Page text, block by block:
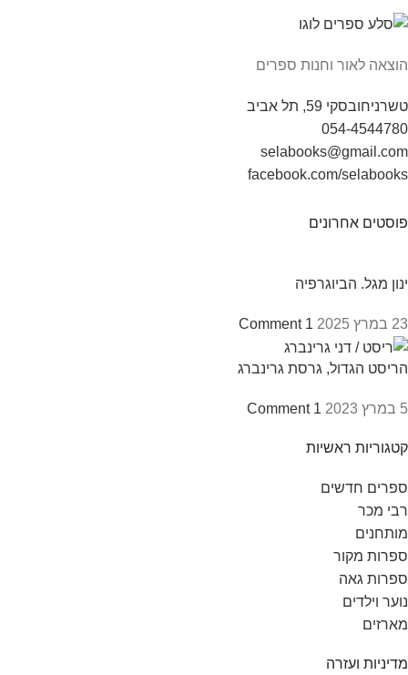
הוצאה לאור וחנות ספרים
טשרניחובסקי 59, תל אביב
054-4544780
selabooks@gmail.com
facebook.com/selabooks
פוסטים אחרונים
ינון מגל. הביוגרפיה
23 במרץ 2025 1 Comment
הריסט הגדול, גרסת גרינברג
5 במרץ 2023 1 Comment
קטגוריות ראשיות
ספרים חדשים
רבי מכר
מותחנים
ספרות מקור
ספרות גאה
נוער וילדים
מארזים
מדיניות ועזרה